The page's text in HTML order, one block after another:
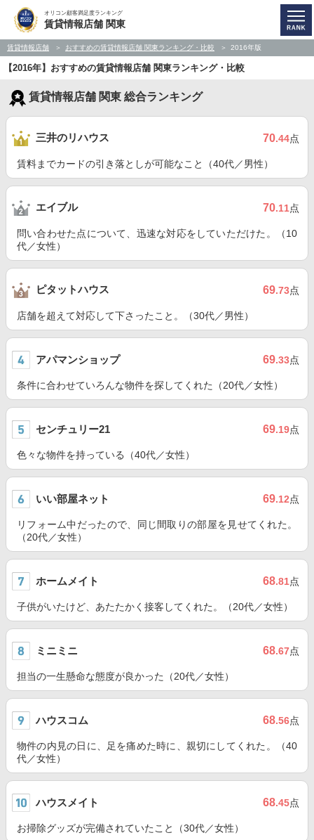
オリコン顧客満足度ランキング
賃貸情報店舗 関東
賃貸情報店舗 おすすめの賃貸情報店舗 関東ランキング・比較 2016年版
【2016年】おすすめの賃貸情報店舗 関東ランキング・比較
賃貸情報店舗 関東 総合ランキング
三井のリハウス 70.44点
賃料までカードの引き落としが可能なこと（40代／男性）
エイブル 70.11点
問い合わせた点について、迅速な対応をしていただけた。（10
代／女性）
ピタットハウス 69.73点
店舗を超えて対応して下さったこと。（30代／男性）
アパマンショップ 69.33点
条件に合わせていろんな物件を探してくれた（20代／女性）
センチュリー21 69.19点
色々な物件を持っている（40代／女性）
いい部屋ネット 69.12点
リフォーム中だったので、同じ間取りの部屋を見せてくれた。
（20代／女性）
ホームメイト 68.81点
子供がいたけど、あたたかく接客してくれた。（20代／女性）
ミニミニ 68.67点
担当の一生懸命な態度が良かった（20代／女性）
ハウスコム 68.56点
物件の内見の日に、足を痛めた時に、親切にしてくれた。（40
代／女性）
ハウスメイト 68.45点
お掃除グッズが完備されていたこと（30代／女性）